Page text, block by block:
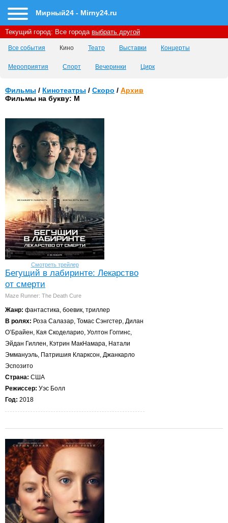
Мирный24 - Mirny24.ru
Текущий город: Все города выбрать другой
Все события Кино Театр Выставки Концерты
Мероприятия Спорт Вечеринки Цирк
Фильмы / Кинотеатры / Скоро / Архив
Фильмы на букву: M
Смотреть трейлер
Бегущий в лабиринте: Лекарство
от смерти
Maze Runner: The Death Cure
Жанр: фантастика, боевик, триллер
В ролях: Роза Салазар, Томас Сэнгстер, Дилан
О’Брайен, Кая Скоделарио, Уолтон Гоггинс,
Эйдан Гиллен, Кэтрин МакНамара, Натали
Эммануэль, Патришия Кларксон, Джанкарло
Эспозито
Страна: США
Режиссер: Уэс Болл
Год: 2018